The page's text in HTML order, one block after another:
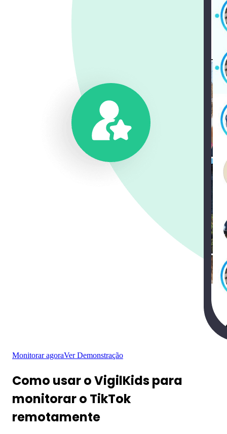
Monitorar agoraVer Demonstração
Como usar o VigilKids para
monitorar o TikTok
remotamente